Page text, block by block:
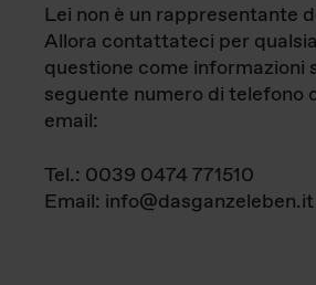
Lei non è un rappresentante
Allora contattateci per
questione come informazioni
seguente numero di telefono
email:
Tel.: 0039 0474 771510
Email: info@dasganzeleben.it